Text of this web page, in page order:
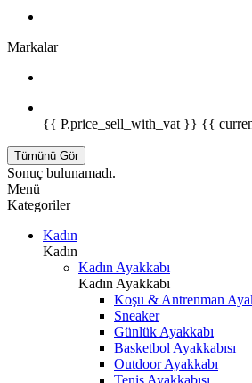
Markalar
{{ P.price_sell_with_vat }} {{
Tümünü Gör
Sonuç bulunamadı.
Menü
Kategoriler
Kadın
Kadın
Kadın Ayakkabı
Kadın Ayakkabı
Koşu & Antrenman
Sneaker
Günlük Ayakkabı
Basketbol Ayakkabısı
Outdoor Ayakkabı
Tenis Ayakkabısı